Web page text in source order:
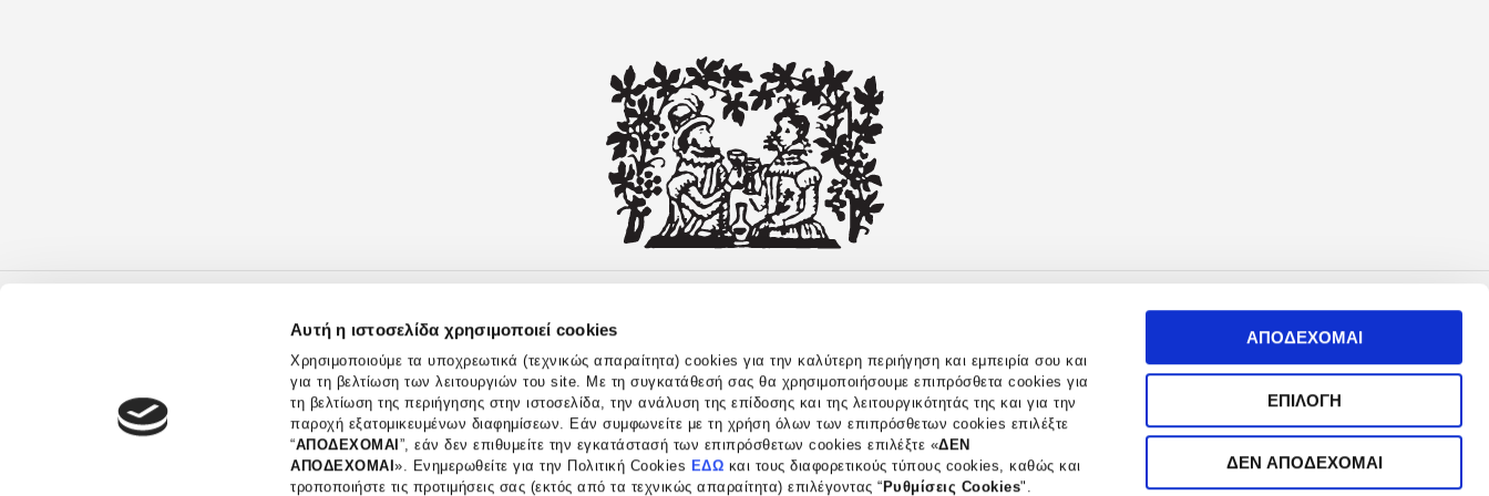
Αυτή η ιστοσελίδα χρησιμοποιεί cookies
Χρησιμοποιούμε τα υποχρεωτικά (τεχνικώς απαραίτητα) cookies για την καλύτερη περιήγηση και εμπειρία σου και
για τη βελτίωση των λειτουργιών του site. Με τη συγκατάθεσή σας θα χρησιμοποιήσουμε επιπρόσθετα cookies για
τη βελτίωση της περιήγησης στην ιστοσελίδα, την ανάλυση της επίδοσης και της λειτουργικότητάς της και για την
παροχή εξατομικευμένων διαφημίσεων. Εάν συμφωνείτε με τη χρήση όλων των επιπρόσθετων cookies επιλέξτε
“ΑΠΟΔΕΧΟΜΑΙ ”, εάν δεν επιθυμείτε την εγκατάστασή των επιπρόσθετων cookies επιλέξτε «ΔΕΝ
ΑΠΟΔΕΧΟΜΑΙ». Eνημερωθείτε για την Πολιτική Cookies ΕΔΩ και τους διαφορετικούς τύπους cookies, καθώς και
τροποποιήστε τις προτιμήσεις σας (εκτός από τα τεχνικώς απαραίτητα) επιλέγοντας “ Ρυθμίσεις Cookies".
ΑΠΟΔΕΧΟΜΑΙ
ΕΠΙΛΟΓΗ
ΔΕΝ ΑΠΟΔΕΧΟΜΑΙ
Η ΕΤΑΙΡΕΙΑ ΑΠΟΣΤΟΛΕΣ ΕΠΙΣΤΡΟΦΕΣ ΠΛΗΡΩΜΕΣ ΕΠΙΚΟΙΝΩΝΙΑ